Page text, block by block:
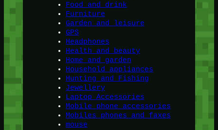
Food and drink
Furniture
Garden and leisure
GPS
Headphones
Health and beauty
Home and garden
Household appliances
Hunting and Fishing
Jewellery
Laptop Accessories
Mobile phone accessories
Mobiles phones and faxes
mouse